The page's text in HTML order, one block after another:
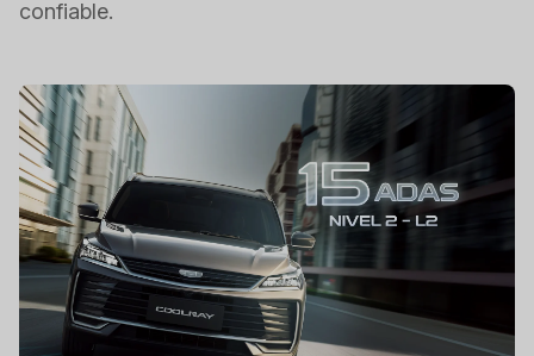
confiable.